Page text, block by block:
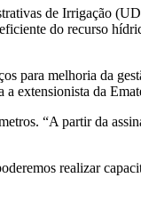
de Irrigação
do recurso
para melhoria da
a extensionista da
“A partir da
realizar